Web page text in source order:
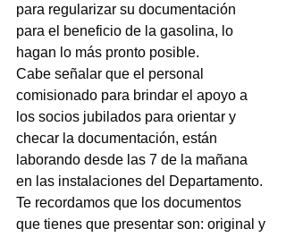
para regularizar su documentación
para el beneficio de la gasolina, lo
hagan lo más pronto posible.
Cabe señalar que el personal
comisionado para brindar el apoyo a
los socios jubilados para orientar y
checar la documentación, están
laborando desde las 7 de la mañana
en las instalaciones del Departamento.
Te recordamos que los documentos
que tienes que presentar son: original y